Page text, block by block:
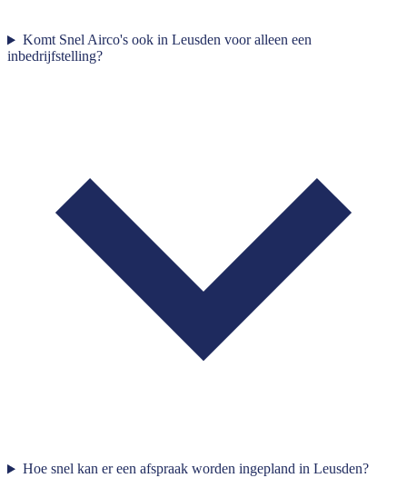
Komt Snel Airco's ook in Leusden voor alleen een
inbedrijfstelling?
Hoe snel kan er een afspraak worden ingepland in Leusden?